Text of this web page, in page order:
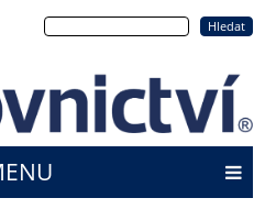
Hledat